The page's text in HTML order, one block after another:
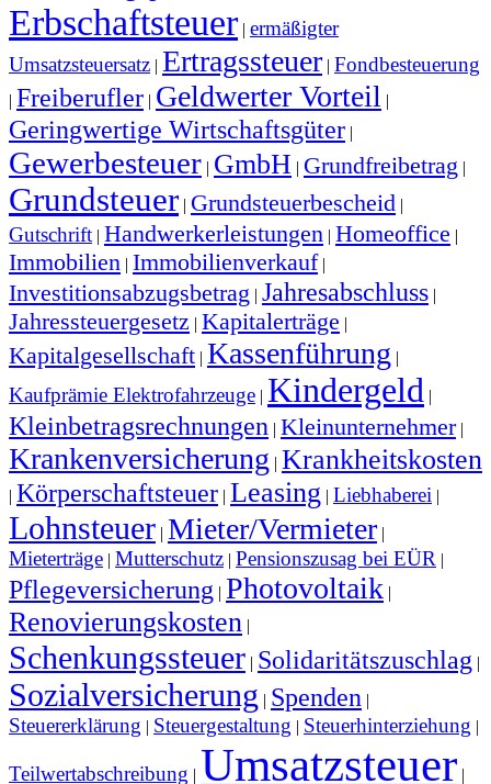
Erbschaftsteuer | ermäßigter
Umsatzsteuersatz | Ertragssteuer | Fondbesteuerung
| Freiberufler | Geldwerter Vorteil |
Geringwertige Wirtschaftsgüter |
Gewerbesteuer | GmbH | Grundfreibetrag |
Grundsteuer | Grundsteuerbescheid |
Gutschrift | Handwerkerleistungen | Homeoffice |
Immobilien | Immobilienverkauf |
Investitionsabzugsbetrag | Jahresabschluss |
Jahressteuergesetz | Kapitalerträge |
Kapitalgesellschaft | Kassenführung |
Kaufprämie Elektrofahrzeuge | Kindergeld |
Kleinbetragsrechnungen | Kleinunternehmer|
Krankenversicherung | Krankheitskosten
| Körperschaftsteuer | Leasing | Liebhaberei |
Lohnsteuer | Mieter/Vermieter |
Mieterträge | Mutterschutz | Pensionszusag bei EÜR |
Pflegeversicherung | Photovoltaik |
Renovierungskosten |
Schenkungssteuer | Solidaritätszuschlag |
Sozialversicherung | Spenden |
Steuererklärung | Steuergestaltung | Steuerhinterziehung |
Teilwertabschreibung | Umsatzsteuer |